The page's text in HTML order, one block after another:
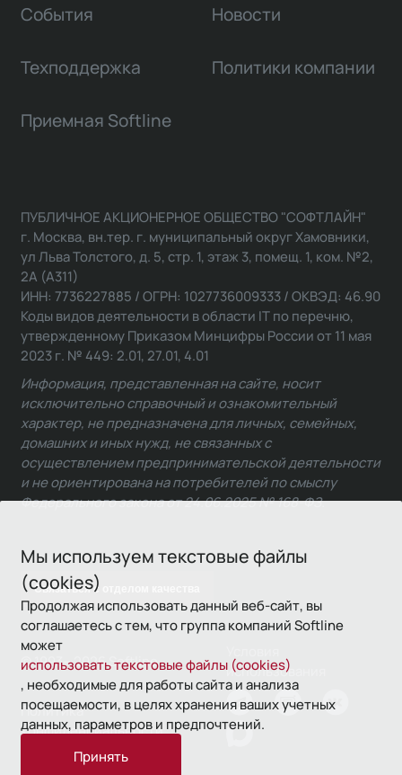
Мы используем текстовые файлы
(cookies)
Продолжая использовать данный веб-сайт, вы
соглашаетесь с тем, что группа компаний Softline
может
использовать текстовые файлы (cookies)
, необходимые для работы сайта и анализа
посещаемости, в целях хранения ваших учетных
данных, параметров и предпочтений.
Принять
События Новости
Техподдержка Политики компании
Приемная Softline
Связаться с отделом качества
ПУБЛИЧНОЕ АКЦИОНЕРНОЕ ОБЩЕСТВО "СОФТЛАЙН"
г. Москва, вн.тер. г. муниципальный округ Хамовники,
ул Льва Толстого, д. 5, стр. 1, этаж 3, помещ. 1, ком. №2,
2А (А311)
ИНН: 7736227885 / ОГРН: 1027736009333 / ОКВЭД: 46.90
Коды видов деятельности в области IT по перечню,
утвержденному Приказом Минцифры России от 11 мая
2023 г. № 449: 2.01, 27.01, 4.01
Информация, представленная на сайте, носит
исключительно справочный и ознакомительный
характер, не предназначена для личных, семейных,
домашних и иных нужд, не связанных с
осуществлением предпринимательской деятельности
и не ориентирована на потребителей по смыслу
Федерального закона от 24.06.2025 № 168-ФЗ.
© 1993—2026 Softline
использования
Политика
конфиденциальности